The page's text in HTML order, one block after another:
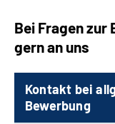
Bei Fragen zur
gern an uns
Kontakt bei
Bewerbung